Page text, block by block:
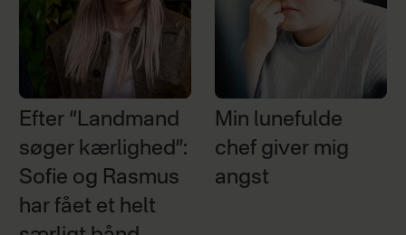
Efter “Landmand
søger kærlighed”:
Sofie og Rasmus
har fået et helt
Min lunefulde
chef giver mig
angst